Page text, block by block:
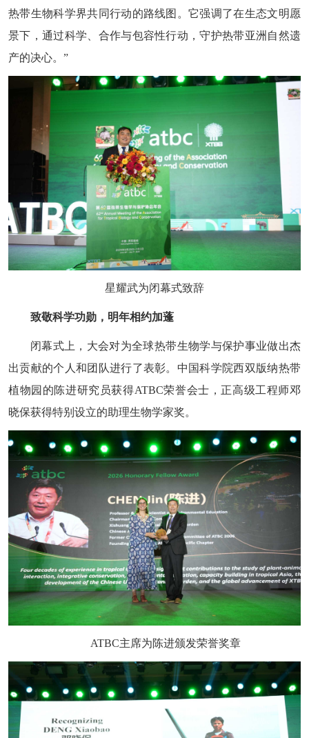
热带生物科学界共同行动的路线图。它强调了在生态文明愿
景下，通过科学、合作与包容性行动，守护热带亚洲自然遗
产的决心。”
星耀武为闭幕式致辞
致敬科学功勋，明年相约加蓬
闭幕式上，大会对为全球热带生物学与保护事业做出杰
出贡献的个人和团队进行了表彰。中国科学院西双版纳热带
植物园的陈进研究员获得ATBC荣誉会士，正高级工程师邓
晓保获得特别设立的助理生物学家奖。
ATBC主席为陈进颁发荣誉奖章